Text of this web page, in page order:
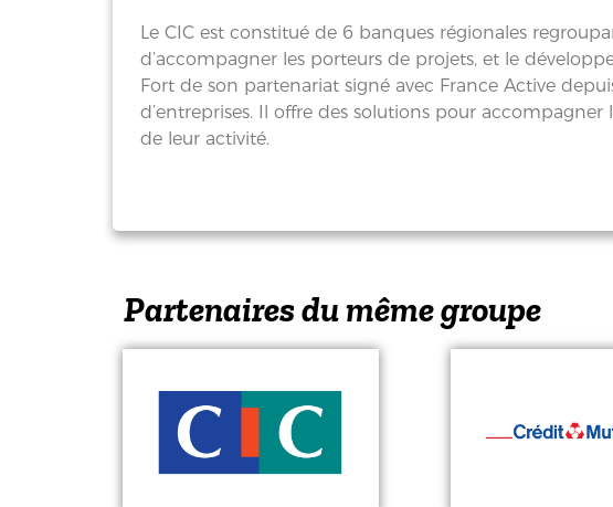
Le CIC est constitué de 6 banques régionales
d’accompagner les porteurs de projets, et le
Fort de son partenariat signé avec France Active
d’entreprises. Il offre des solutions pour
de leur activité.
Partenaires du même groupe